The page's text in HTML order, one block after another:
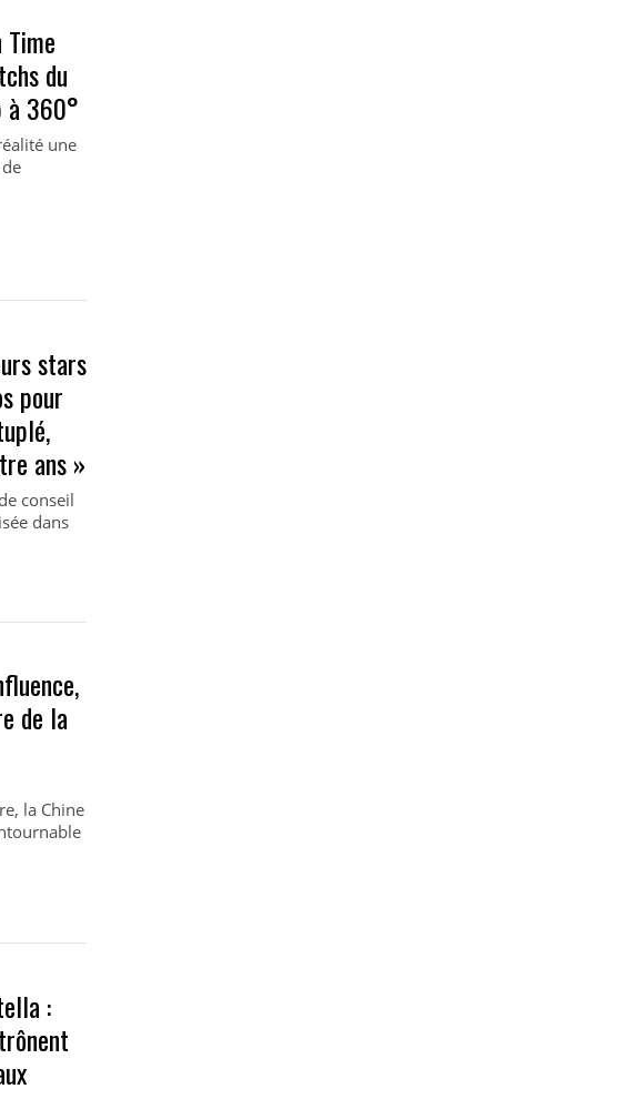
du
à 360°
une
stars
pour
ans »
conseil
dans
de la
la Chine
: